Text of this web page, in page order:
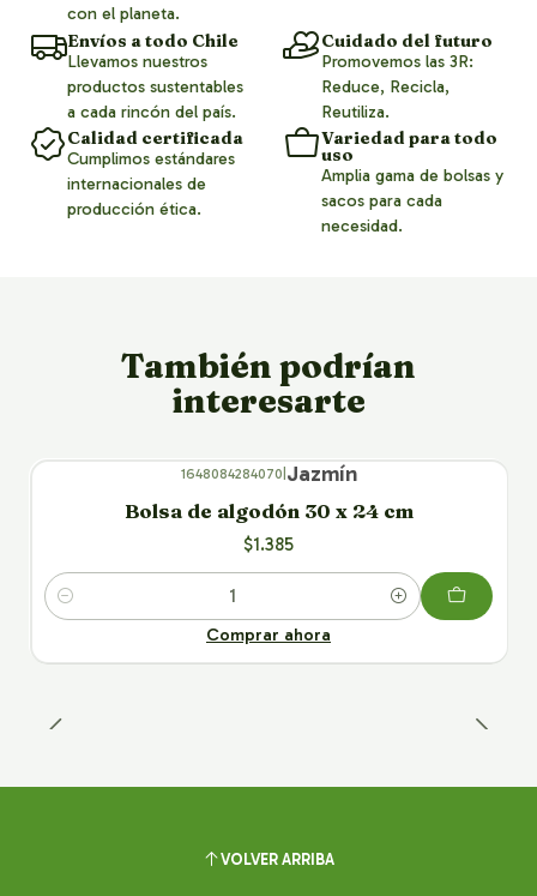
con el planeta.
Envíos a todo Chile
Llevamos nuestros
productos sustentables
a cada rincón del país.
Cuidado del futuro
Promovemos las 3R:
Reduce, Recicla,
Reutiliza.
Calidad certificada
Cumplimos estándares
internacionales de
producción ética.
Variedad para todo
uso
Amplia gama de bolsas y
sacos para cada
necesidad.
También podrían
interesarte
1648084284070 Jazmín
Bolsa de algodón 30 x 24 cm
$1.385
Cantidad
Comprar ahora
VOLVER ARRIBA